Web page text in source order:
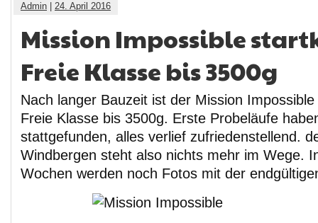
Admin 24. April 2016
Mission Impossible
Freie Klasse bis 3500g
Nach langer Bauzeit ist der Mission
Freie Klasse bis 3500g. Erste Probeläufe
stattgefunden, alles verlief zufriedenstellend.
Windbergen steht also nichts mehr im Wege.
Wochen werden noch Fotos mit der